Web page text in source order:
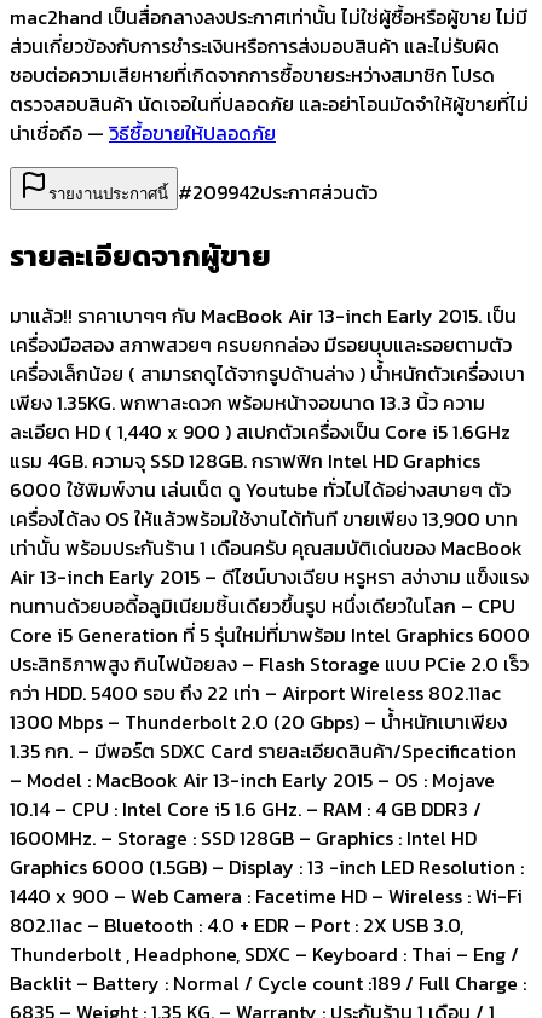
mac2hand เป็นสื่อกลางลงประกาศเท่านั้น ไม่ใช่ผู้ซื้อหรือผู้ขาย ไม่มี
ส่วนเกี่ยวข้องกับการชำระเงินหรือการส่งมอบสินค้า และไม่รับผิด
ชอบต่อความเสียหายที่เกิดจากการซื้อขายระหว่างสมาชิก โปรด
ตรวจสอบสินค้า นัดเจอในที่ปลอดภัย และอย่าโอนมัดจำให้ผู้ขายที่ไม่
น่าเชื่อถือ — วิธีซื้อขายให้ปลอดภัย
รายงานประกาศนี้ #209942ประกาศส่วนตัว
รายละเอียดจากผู้ขาย
มาแล้ว!! ราคาเบาๆๆ กับ MacBook Air 13-inch Early 2015. เป็น
เครื่องมือสอง สภาพสวยๆ ครบยกกล่อง มีรอยบุบและรอยตามตัว
เครื่องเล็กน้อย ( สามารถดูได้จากรูปด้านล่าง ) น้ำหนักตัวเครื่องเบา
เพียง 1.35KG. พกพาสะดวก พร้อมหน้าจอขนาด 13.3 นิ้ว ความ
ละเอียด HD ( 1,440 x 900 ) สเปกตัวเครื่องเป็น Core i5 1.6GHz
แรม 4GB. ความจุ SSD 128GB. กราฟฟิก Intel HD Graphics
6000 ใช้พิมพ์งาน เล่นเน็ต ดู Youtube ทั่วไปได้อย่างสบายๆ ตัว
เครื่องได้ลง OS ให้แล้วพร้อมใช้งานได้ทันที ขายเพียง 13,900 บาท
เท่านั้น พร้อมประกันร้าน 1 เดือนครับ คุณสมบัติเด่นของ MacBook
Air 13-inch Early 2015 – ดีไซน์บางเฉียบ หรูหรา สง่างาม แข็งแรง
ทนทานด้วยบอดี้อลูมิเนียมชิ้นเดียวขึ้นรูป หนึ่งเดียวในโลก – CPU
Core i5 Generation ที่ 5 รุ่นใหม่ที่มาพร้อม Intel Graphics 6000
ประสิทธิภาพสูง กินไฟน้อยลง – Flash Storage แบบ PCie 2.0 เร็ว
กว่า HDD. 5400 รอบ ถึง 22 เท่า – Airport Wireless 802.11ac
1300 Mbps – Thunderbolt 2.0 (20 Gbps) – น้ำหนักเบาเพียง
1.35 กก. – มีพอร์ต SDXC Card รายละเอียดสินค้า/Specification
– Model : MacBook Air 13-inch Early 2015 – OS : Mojave
10.14 – CPU : Intel Core i5 1.6 GHz. – RAM : 4 GB DDR3 /
1600MHz. – Storage : SSD 128GB – Graphics : Intel HD
Graphics 6000 (1.5GB) – Display : 13 -inch LED Resolution :
1440 x 900 – Web Camera : Facetime HD – Wireless : Wi-Fi
802.11ac – Bluetooth : 4.0 + EDR – Port : 2X USB 3.0,
Thunderbolt , Headphone, SDXC – Keyboard : Thai – Eng /
Backlit – Battery : Normal / Cycle count :189 / Full Charge :
6835 – Weight : 1.35 KG. – Warranty : ประกันร้าน 1 เดือน / 1